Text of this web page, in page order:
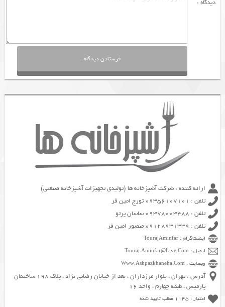
دیدگاه :
ارائه کننده : شرکت آشپزخانه ها (تولیدی تجهیزات آشپزخانه صنعتی)
تلفن : 09356107101 تورج امین فر
تلفن : 09378003488 ساسان پرتو
تلفن : 09128931339 منصور امین فر
اینستاگرام : TourajAminfar
ایمیل : Touraj.Aminfar@Live.Com
وبسایت : Www.Ashpazkhaneha.Com
آدرس : تهران ، بلوار مرزداران ، بعد از خیابان رضایی نژاد ، پلاک 198 ساختمان
پارمیس ، طبقه چهارم ، واحد 16
اعتبار : 1145 مطلب تایید شده